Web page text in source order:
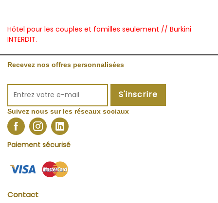
Hôtel pour les couples et familles seulement // Burkini
INTERDIT.
Recevez nos offres personnalisées
S'inscrire
Suivez nous sur les réseaux sociaux
Paiement sécurisé
Contact